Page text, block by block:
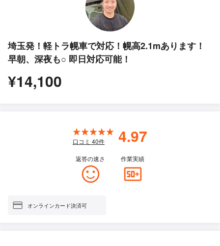
埼玉発！軽トラ幌車で対応！幌高2.1mあります！
早朝、深夜も○ 即日対応可能！
¥14,100
口コミ 40件 4.97
返答の速さ 作業実績
オンラインカード決済可